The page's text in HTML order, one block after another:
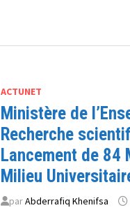
ACTUNET
Ministère de
Recherche
Lancement de 84
Milieu
parAbderrafiq Khenifsa